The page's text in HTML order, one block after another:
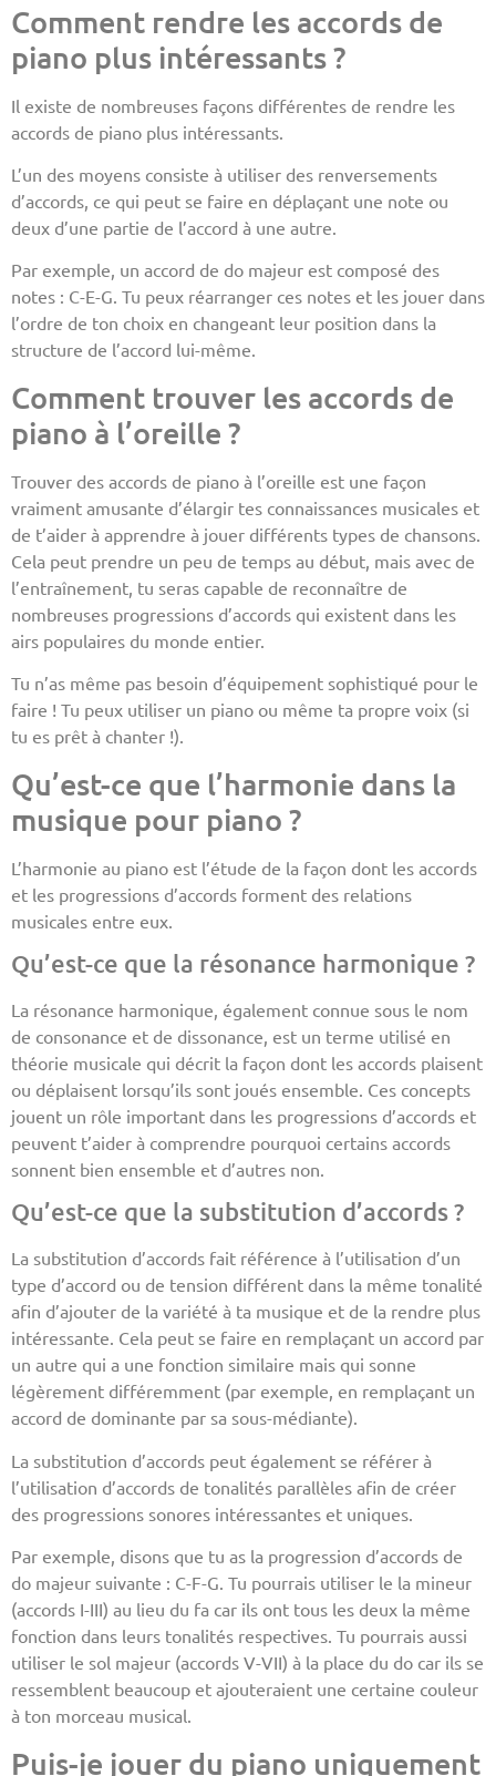
Comment rendre les accords de
piano plus intéressants ?
Il existe de nombreuses façons différentes de rendre les
accords de piano plus intéressants.
L’un des moyens consiste à utiliser des renversements
d’accords, ce qui peut se faire en déplaçant une note ou
deux d’une partie de l’accord à une autre.
Par exemple, un accord de do majeur est composé des
notes : C-E-G. Tu peux réarranger ces notes et les jouer dans
l’ordre de ton choix en changeant leur position dans la
structure de l’accord lui-même.
Comment trouver les accords de
piano à l’oreille ?
Trouver des accords de piano à l’oreille est une façon
vraiment amusante d’élargir tes connaissances musicales et
de t’aider à apprendre à jouer différents types de chansons.
Cela peut prendre un peu de temps au début, mais avec de
l’entraînement, tu seras capable de reconnaître de
nombreuses progressions d’accords qui existent dans les
airs populaires du monde entier.
Tu n’as même pas besoin d’équipement sophistiqué pour le
faire ! Tu peux utiliser un piano ou même ta propre voix (si
tu es prêt à chanter !).
Qu’est-ce que l’harmonie dans la
musique pour piano ?
L’harmonie au piano est l’étude de la façon dont les accords
et les progressions d’accords forment des relations
musicales entre eux.
Qu’est-ce que la résonance harmonique ?
La résonance harmonique, également connue sous le nom
de consonance et de dissonance, est un terme utilisé en
théorie musicale qui décrit la façon dont les accords plaisent
ou déplaisent lorsqu’ils sont joués ensemble. Ces concepts
jouent un rôle important dans les progressions d’accords et
peuvent t’aider à comprendre pourquoi certains accords
sonnent bien ensemble et d’autres non.
Qu’est-ce que la substitution d’accords ?
La substitution d’accords fait référence à l’utilisation d’un
type d’accord ou de tension différent dans la même tonalité
afin d’ajouter de la variété à ta musique et de la rendre plus
intéressante. Cela peut se faire en remplaçant un accord par
un autre qui a une fonction similaire mais qui sonne
légèrement différemment (par exemple, en remplaçant un
accord de dominante par sa sous-médiante).
La substitution d’accords peut également se référer à
l’utilisation d’accords de tonalités parallèles afin de créer
des progressions sonores intéressantes et uniques.
Par exemple, disons que tu as la progression d’accords de
do majeur suivante : C-F-G. Tu pourrais utiliser le la mineur
(accords I-III) au lieu du fa car ils ont tous les deux la même
fonction dans leurs tonalités respectives. Tu pourrais aussi
utiliser le sol majeur (accords V-VII) à la place du do car ils se
ressemblent beaucoup et ajouteraient une certaine couleur
à ton morceau musical.
Puis-je jouer du piano uniquement